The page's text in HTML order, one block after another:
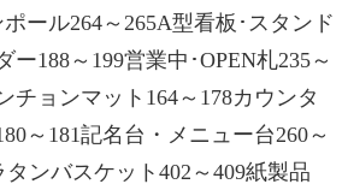
ール264～265A型看板･スタンド
ー188～199営業中･OPEN札235～
チョンマット164～178カウンタ
～181記名台・メニュー台260～
タンバスケット402～409紙製品